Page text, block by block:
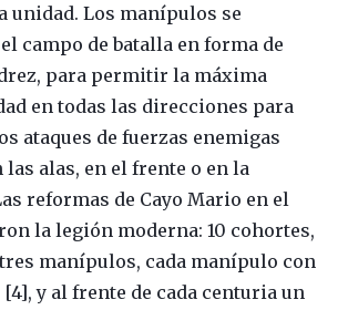
unidad. Los manípulos se
campo de batalla en forma de
para permitir la máxima
en todas las direcciones para
ataques de fuerzas enemigas
alas, en el frente o en la
reformas de Cayo Mario en el
la legión moderna: 10 cohortes,
manípulos, cada manípulo con
y al frente de cada centuria un